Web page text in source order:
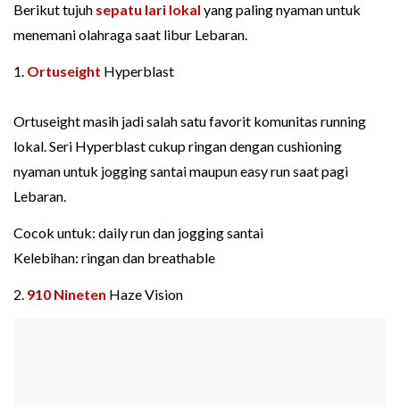
Berikut tujuh sepatu lari lokal yang paling nyaman untuk
menemani olahraga saat libur Lebaran.
1. Ortuseight Hyperblast
Ortuseight masih jadi salah satu favorit komunitas running
lokal. Seri Hyperblast cukup ringan dengan cushioning
nyaman untuk jogging santai maupun easy run saat pagi
Lebaran.
Cocok untuk: daily run dan jogging santai
Kelebihan: ringan dan breathable
2. 910 Nineten Haze Vision